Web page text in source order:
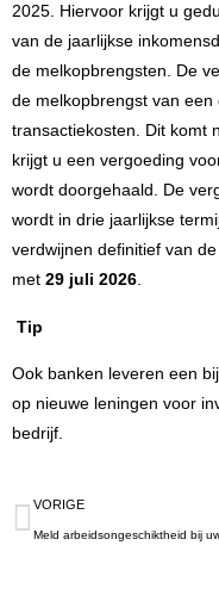
2025. Hiervoor krijgt u
van de jaarlijkse
de melkopbrengsten. De
de melkopbrengst van
transactiekosten. Dit komt
krijgt u een vergoeding
wordt doorgehaald. De
wordt in drie jaarlijkse
verdwijnen definitief van
met 29 juli 2026.
Tip
Ook banken leveren een
op nieuwe leningen voor
bedrijf.
VORIGE